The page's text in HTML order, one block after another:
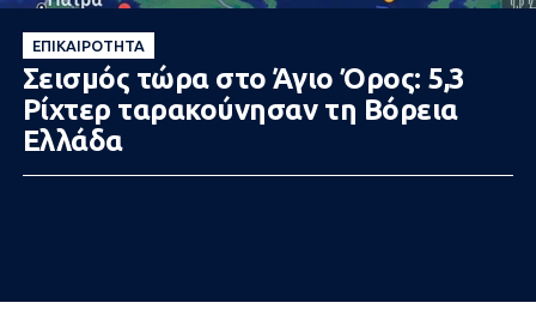
ΕΠΙΚΑΙΡΌΤΗΤΑ
Σεισμός τώρα στο Άγιο Όρος: 5,3
Ρίχτερ ταρακούνησαν τη Βόρεια
Ελλάδα